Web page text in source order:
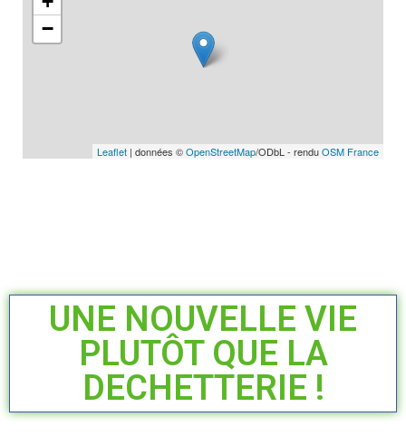
−
Leaflet | données ©OpenStreetMap/ODbL - renduOSM France
UNE NOUVELLE VIE
PLUTÔT QUE LA
DECHETTERIE !